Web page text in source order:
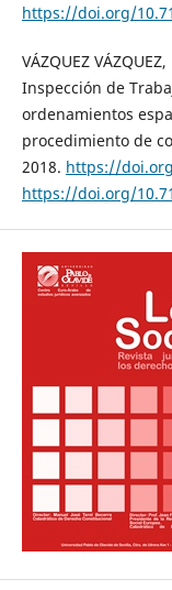
https://doi.org/
VÁZQUEZ
Inspección de
ordenamientos
procedimiento de
2018. https://
https://doi.org/